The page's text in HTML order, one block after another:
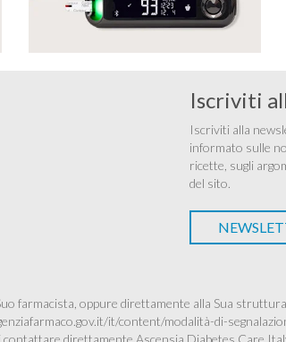
Iscriviti
Iscriviti alla
informato sulle
ricette, sugli
del sito.
farmacista, oppure direttamente alla Sua
it/content/modalità-di-
contattare direttamente Ascensia Diabetes Care